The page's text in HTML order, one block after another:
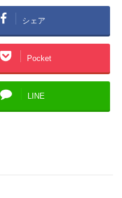
シェア
Pocket
LINE